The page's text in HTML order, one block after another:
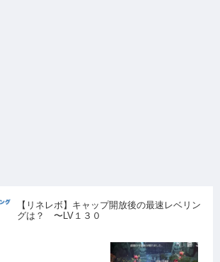
【リネレボ】キャップ開放後の最速レベリン
グは？ 〜LV１３０